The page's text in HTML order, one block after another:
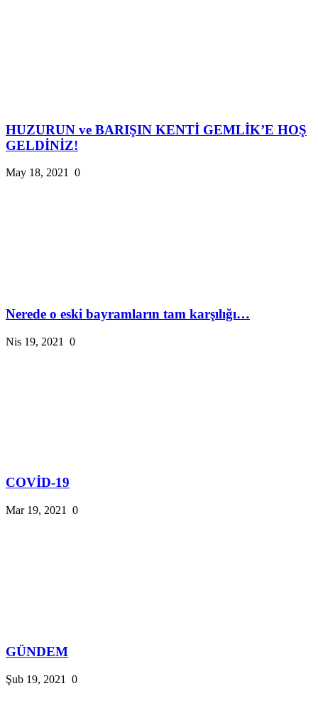
HUZURUN ve BARIŞIN KENTİ GEMLİK’E HOŞ
GELDİNİZ!
May 18, 2021 0
Nerede o eski bayramların tam karşılığı…
Nis 19, 2021 0
COVİD-19
Mar 19, 2021 0
GÜNDEM
Şub 19, 2021 0